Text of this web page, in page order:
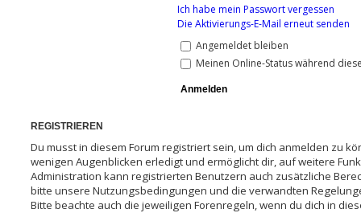
Ich habe mein Passwort vergessen
Die Aktivierungs-E-Mail erneut senden
Angemeldet bleiben
Meinen Online-Status während
REGISTRIEREN
Du musst in diesem Forum registriert sein, um dich anmelden zu
wenigen Augenblicken erledigt und ermöglicht dir, auf weitere
Administration kann registrierten Benutzern auch zusätzliche
bitte unsere Nutzungsbedingungen und die verwandten
Bitte beachte auch die jeweiligen Forenregeln, wenn du dich in